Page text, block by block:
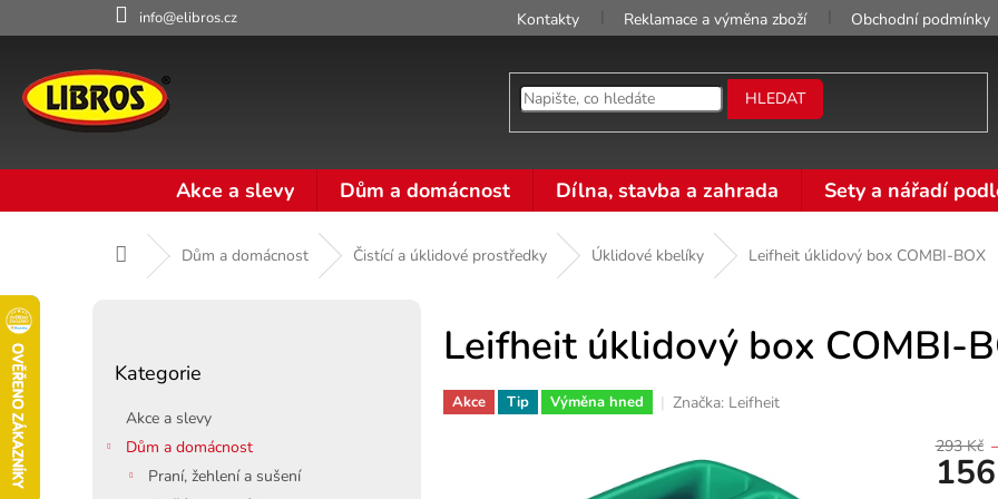
na
info@elibros.cz Kontakty Reklamace a výměna zboží Obchodní podmínky
HLEDAT
Akce a slevy Dům a domácnost Dílna, stavba a zahrada Sety a nářadí
Domů Dům a domácnost Čistící a úklidové prostředky Úklidové kbelíky Leifheit úklidový box COMBI-BOX
kategorie
Kategorie
Akce a slevy
Dům a domácnost
Praní, žehlení a sušení
Leifheit úklidový box COMBI-
Akce Tip Výměna hned Značka: Leifheit
293 Kč